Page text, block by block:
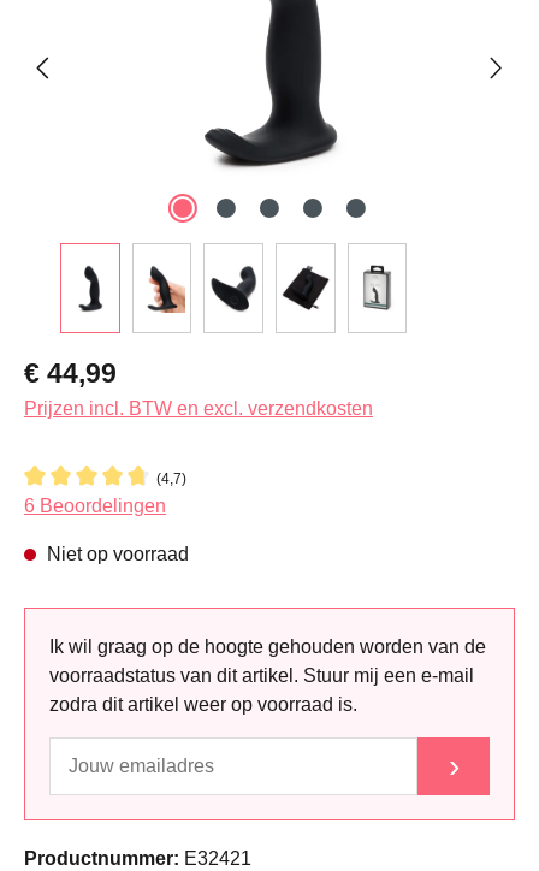
Normale prijs:
€ 44,99
Prijzen incl. BTW en excl. verzendkosten
(4,7)
Gemiddelde waardering van 4.6 van 5 sterren
6 Beoordelingen
Niet op voorraad
Ik wil graag op de hoogte gehouden worden van de
voorraadstatus van dit artikel. Stuur mij een e-mail
zodra dit artikel weer op voorraad is.
›
Productnummer: E32421